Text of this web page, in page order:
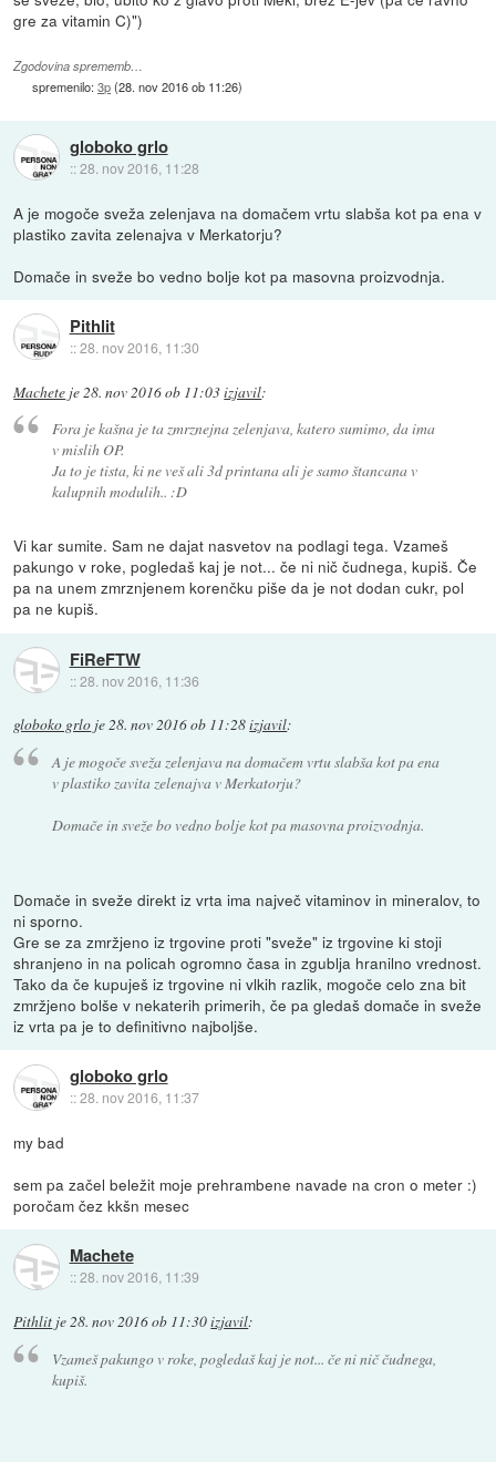
gre za vitamin C)")
Zgodovina sprememb…
spremenilo:3p(28. nov 2016 ob 11:26)
globoko grlo
::28. nov 2016, 11:28
A je mogoče sveža zelenjava na domačem vrtu slabša kot pa ena v
plastiko zavita zelenajva v Merkatorju?
Domače in sveže bo vedno bolje kot pa masovna proizvodnja.
Pithlit
::28. nov 2016, 11:30
Machete je28. nov 2016 ob 11:03izjavil:
Fora je kašna je ta zmrznejna zelenjava, katero sumimo, da ima
v mislih OP.
Ja to je tista, ki ne veš ali 3d printana ali je samo štancana v
kalupnih modulih.. :D
Vi kar sumite. Sam ne dajat nasvetov na podlagi tega. Vzameš
pakungo v roke, pogledaš kaj je not... če ni nič čudnega, kupiš. Če
pa na unem zmrznjenem korenčku piše da je not dodan cukr, pol
pa ne kupiš.
FiReFTW
::28. nov 2016, 11:36
globoko grlo je28. nov 2016 ob 11:28izjavil:
A je mogoče sveža zelenjava na domačem vrtu slabša kot pa ena
v plastiko zavita zelenajva v Merkatorju?
Domače in sveže bo vedno bolje kot pa masovna proizvodnja.
Domače in sveže direkt iz vrta ima največ vitaminov in mineralov, to
ni sporno.
Gre se za zmržjeno iz trgovine proti "sveže" iz trgovine ki stoji
shranjeno in na policah ogromno časa in zgublja hranilno vrednost.
Tako da če kupuješ iz trgovine ni vlkih razlik, mogoče celo zna bit
zmržjeno bolše v nekaterih primerih, če pa gledaš domače in sveže
iz vrta pa je to definitivno najboljše.
globoko grlo
::28. nov 2016, 11:37
my bad
sem pa začel beležit moje prehrambene navade na cron o meter :)
poročam čez kkšn mesec
Machete
::28. nov 2016, 11:39
Pithlit je28. nov 2016 ob 11:30izjavil:
Vzameš pakungo v roke, pogledaš kaj je not... če ni nič čudnega,
kupiš.